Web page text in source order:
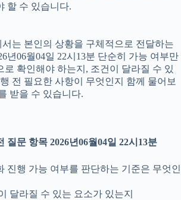
할 수 있습니다.
는 본인의 상황을 구체적으로 전달하는
년06월04일 22시13분 단순히 가능 여부만
로 확인해야 하는지, 조건이 달라질 수 있
전 필요한 사항이 무엇인지 함께 물어보
받을 수 있습니다.
질문 항목 2026년06월04일 22시13분
진행 가능 여부를 판단하는 기준은 무엇인
달라질 수 있는 요소가 있는지